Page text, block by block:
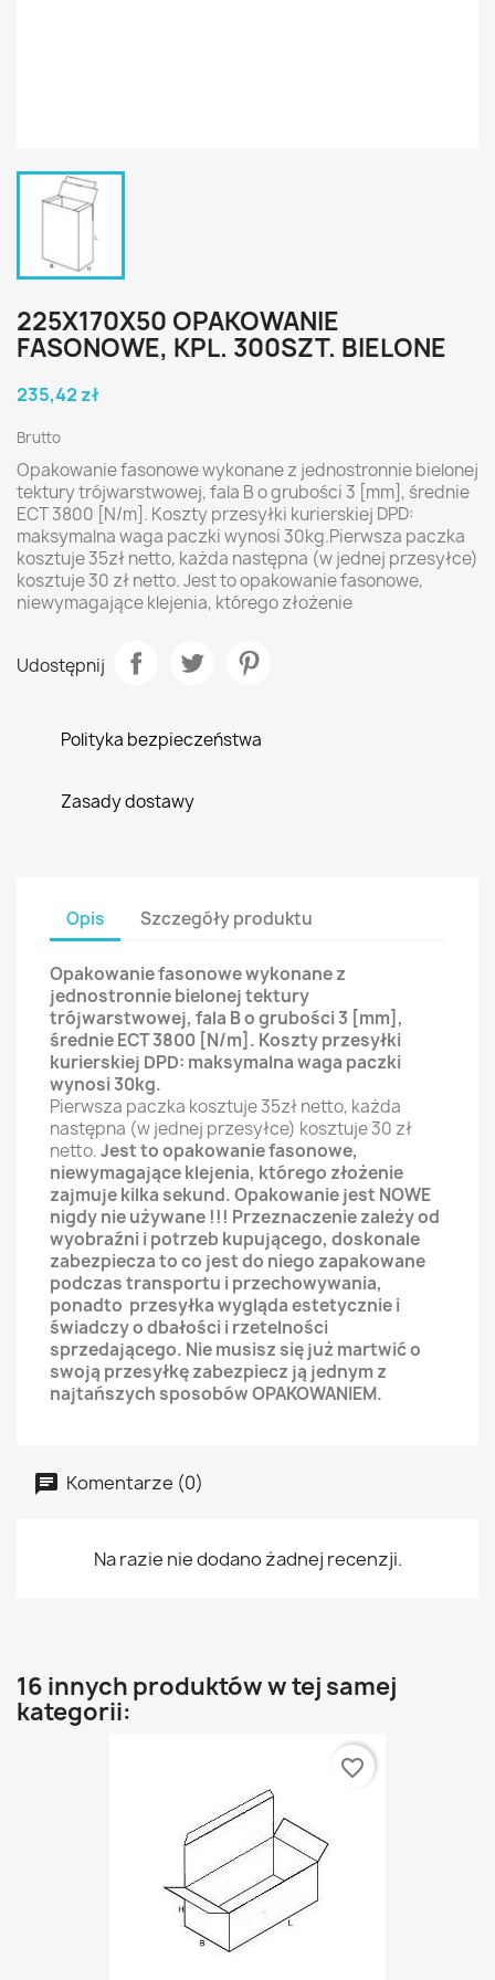
225X170X50 OPAKOWANIE
FASONOWE, KPL. 300SZT. BIELONE
235,42 zł
Brutto
Opakowanie fasonowe wykonane z jednostronnie bielonej
tektury trójwarstwowej, fala B o grubości 3 [mm], średnie
ECT 3800 [N/m]. Koszty przesyłki kurierskiej DPD:
maksymalna waga paczki wynosi 30kg.Pierwsza paczka
kosztuje 35zł netto, każda następna (w jednej przesyłce)
kosztuje 30 zł netto. Jest to opakowanie fasonowe,
niewymagające klejenia, którego złożenie
Udostępnij
Polityka bezpieczeństwa
Zasady dostawy
Opis Szczegóły produktu
Opakowanie fasonowe wykonane z
jednostronnie bielonej tektury
trójwarstwowej, fala B o grubości 3 [mm],
średnie ECT 3800 [N/m]. Koszty przesyłki
kurierskiej DPD: maksymalna waga paczki
wynosi 30kg.
Pierwsza paczka kosztuje 35zł netto, każda
następna (w jednej przesyłce) kosztuje 30 zł
netto.Jest to opakowanie fasonowe,
niewymagające klejenia, którego złożenie
zajmuje kilka sekund. Opakowanie jest NOWE
nigdy nie używane !!! Przeznaczenie zależy od
wyobraźni i potrzeb kupującego, doskonale
zabezpiecza to co jest do niego zapakowane
podczas transportu i przechowywania,
ponadto przesyłka wygląda estetycznie i
świadczy o dbałości i rzetelności
sprzedającego. Nie musisz się już martwić o
swoją przesyłkę zabezpiecz ją jednym z
najtańszych sposobów OPAKOWANIEM.
Komentarze (0)
Na razie nie dodano żadnej recenzji.
16 innych produktów w tej samej
kategorii:
favorite_border